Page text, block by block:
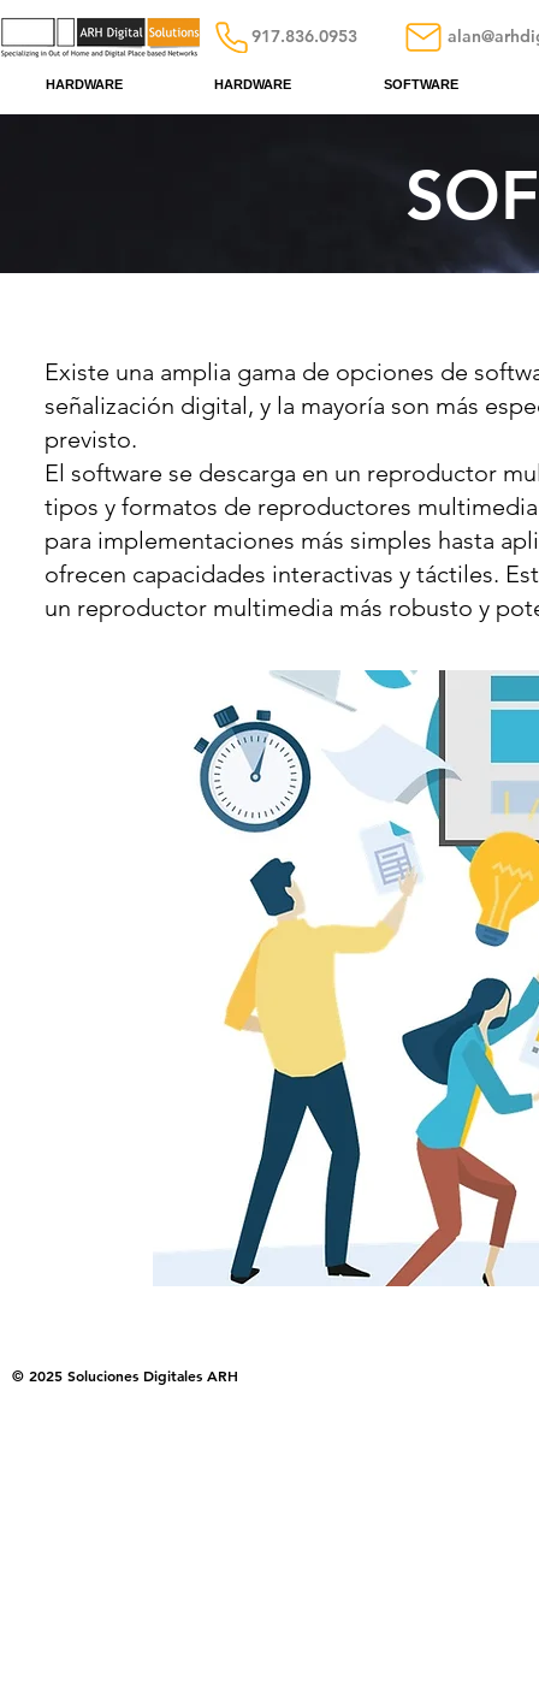
917.836.0953
HARDWARE HARDWARE SOFTWARE
Existe una amplia gama de opciones de
señalización digital, y la mayoría son más
previsto.
El software se descarga en un reproductor
tipos y formatos de reproductores
para implementaciones más simples hasta
ofrecen capacidades interactivas y táctiles.
un reproductor multimedia más robusto y
© 2025 Soluciones Digitales ARH